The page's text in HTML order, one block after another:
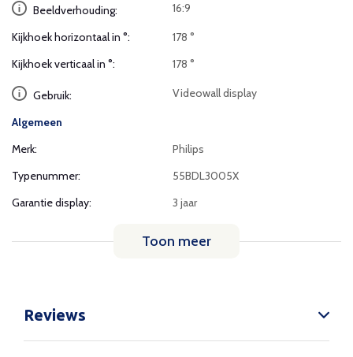
Beeldverhouding: 16:9
Kijkhoek horizontaal in °:
178 °
Kijkhoek verticaal in °:
178 °
Gebruik: Videowall display
Algemeen
Merk:
Philips
Typenummer:
55BDL3005X
Garantie display:
3 jaar
Toon meer
Reviews